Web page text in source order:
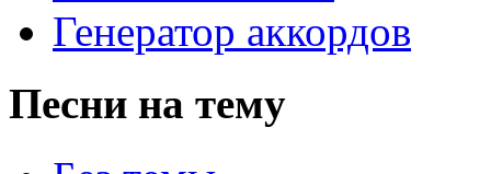
Генератор аккордов
Песни на тему